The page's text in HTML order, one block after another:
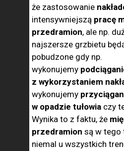
że zastosowanie
intensywniejszą pracę
przedramion, ale np.
najszersze grzbietu
pobudzone gdy np.
wykonujemy
z wykorzystaniem
wykonujemy
w opadzie tułowia czy
Wynika to z faktu, że
przedramion są w tego
niemal u wszystkich